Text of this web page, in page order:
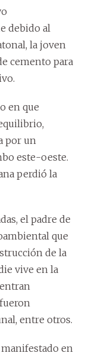
debido al
la joven
cemento para
en que
por un
este-oeste.
perdió la
el padre de
que
de la
vive en la
entre otros.
en